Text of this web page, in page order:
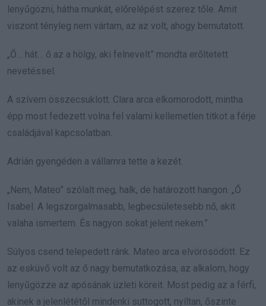
lenyűgözni, hátha munkát, előrelépést szerez tőle. Amit
viszont tényleg nem vártam, az az volt, ahogy bemutatott.
„Ő… hát… ő az a hölgy, aki felnevelt” mondta erőltetett
nevetéssel.
A szívem összecsuklott. Clara arca elkomorodott, mintha
épp most fedezett volna fel valami kellemetlen titkot a férje
családjával kapcsolatban.
Adrián gyengéden a vállamra tette a kezét.
„Nem, Mateo” szólalt meg, halk, de határozott hangon. „Ő
Isabel. A legszorgalmasabb, legbecsületesebb nő, akit
valaha ismertem. És nagyon sokat jelent nekem.”
Súlyos csend telepedett ránk. Mateo arca elvörösödött. Ez
az esküvő volt az ő nagy bemutatkozása, az alkalom, hogy
lenyűgözze az apósának üzleti köreit. Most pedig az a férfi,
akinek a jelenlététől mindenki suttogott, nyíltan, őszinte